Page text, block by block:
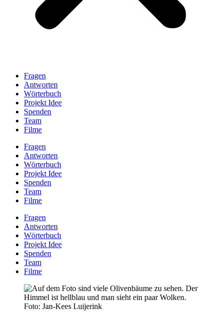
Fragen
Antworten
Wörterbuch
Projekt Idee
Spenden
Team
Filme
Fragen
Antworten
Wörterbuch
Projekt Idee
Spenden
Team
Filme
Fragen
Antworten
Wörterbuch
Projekt Idee
Spenden
Team
Filme
Foto: Jan-Kees Luijerink